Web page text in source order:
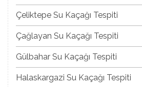
Çeliktepe Su Kaçağı Tespiti
Çağlayan Su Kaçağı Tespiti
Gülbahar Su Kaçağı Tespiti
Halaskargazi Su Kaçağı Tespiti